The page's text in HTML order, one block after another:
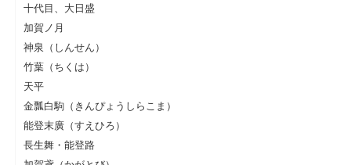
十代目、大日盛
加賀ノ月
神泉（しんせん）
竹葉（ちくは）
天平
金瓢白駒（きんぴょうしらこま）
能登末廣（すえひろ）
長生舞・能登路